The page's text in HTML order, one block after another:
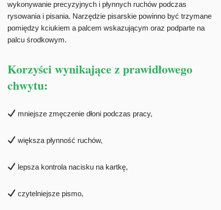
wykonywanie precyzyjnych i płynnych ruchów podczas
rysowania i pisania. Narzędzie pisarskie powinno być trzymane
pomiędzy kciukiem a palcem wskazującym oraz podparte na
palcu środkowym.
Korzyści wynikające z prawidłowego
chwytu:
mniejsze zmęczenie dłoni podczas pracy,
większa płynność ruchów,
lepsza kontrola nacisku na kartkę,
czytelniejsze pismo,